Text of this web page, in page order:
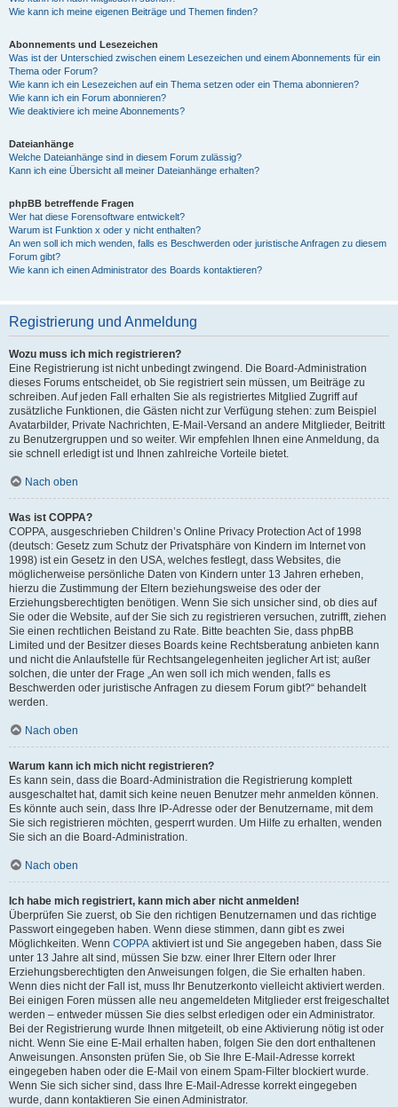
Wie kann ich meine eigenen Beiträge und Themen finden?
Abonnements und Lesezeichen
Was ist der Unterschied zwischen einem Lesezeichen und einem Abonnements für ein
Thema oder Forum?
Wie kann ich ein Lesezeichen auf ein Thema setzen oder ein Thema abonnieren?
Wie kann ich ein Forum abonnieren?
Wie deaktiviere ich meine Abonnements?
Dateianhänge
Welche Dateianhänge sind in diesem Forum zulässig?
Kann ich eine Übersicht all meiner Dateianhänge erhalten?
phpBB betreffende Fragen
Wer hat diese Forensoftware entwickelt?
Warum ist Funktion x oder y nicht enthalten?
An wen soll ich mich wenden, falls es Beschwerden oder juristische Anfragen zu diesem
Forum gibt?
Wie kann ich einen Administrator des Boards kontaktieren?
Registrierung und Anmeldung
Wozu muss ich mich registrieren?
Eine Registrierung ist nicht unbedingt zwingend. Die Board-Administration
dieses Forums entscheidet, ob Sie registriert sein müssen, um Beiträge zu
schreiben. Auf jeden Fall erhalten Sie als registriertes Mitglied Zugriff auf
zusätzliche Funktionen, die Gästen nicht zur Verfügung stehen: zum Beispiel
Avatarbilder, Private Nachrichten, E-Mail-Versand an andere Mitglieder, Beitritt
zu Benutzergruppen und so weiter. Wir empfehlen Ihnen eine Anmeldung, da
sie schnell erledigt ist und Ihnen zahlreiche Vorteile bietet.
Nach oben
Was ist COPPA?
COPPA, ausgeschrieben Children’s Online Privacy Protection Act of 1998
(deutsch: Gesetz zum Schutz der Privatsphäre von Kindern im Internet von
1998) ist ein Gesetz in den USA, welches festlegt, dass Websites, die
möglicherweise persönliche Daten von Kindern unter 13 Jahren erheben,
hierzu die Zustimmung der Eltern beziehungsweise des oder der
Erziehungsberechtigten benötigen. Wenn Sie sich unsicher sind, ob dies auf
Sie oder die Website, auf der Sie sich zu registrieren versuchen, zutrifft, ziehen
Sie einen rechtlichen Beistand zu Rate. Bitte beachten Sie, dass phpBB
Limited und der Besitzer dieses Boards keine Rechtsberatung anbieten kann
und nicht die Anlaufstelle für Rechtsangelegenheiten jeglicher Art ist; außer
solchen, die unter der Frage „An wen soll ich mich wenden, falls es
Beschwerden oder juristische Anfragen zu diesem Forum gibt?“ behandelt
werden.
Nach oben
Warum kann ich mich nicht registrieren?
Es kann sein, dass die Board-Administration die Registrierung komplett
ausgeschaltet hat, damit sich keine neuen Benutzer mehr anmelden können.
Es könnte auch sein, dass Ihre IP-Adresse oder der Benutzername, mit dem
Sie sich registrieren möchten, gesperrt wurden. Um Hilfe zu erhalten, wenden
Sie sich an die Board-Administration.
Nach oben
Ich habe mich registriert, kann mich aber nicht anmelden!
Überprüfen Sie zuerst, ob Sie den richtigen Benutzernamen und das richtige
Passwort eingegeben haben. Wenn diese stimmen, dann gibt es zwei
Möglichkeiten. Wenn COPPA aktiviert ist und Sie angegeben haben, dass Sie
unter 13 Jahre alt sind, müssen Sie bzw. einer Ihrer Eltern oder Ihrer
Erziehungsberechtigten den Anweisungen folgen, die Sie erhalten haben.
Wenn dies nicht der Fall ist, muss Ihr Benutzerkonto vielleicht aktiviert werden.
Bei einigen Foren müssen alle neu angemeldeten Mitglieder erst freigeschaltet
werden – entweder müssen Sie dies selbst erledigen oder ein Administrator.
Bei der Registrierung wurde Ihnen mitgeteilt, ob eine Aktivierung nötig ist oder
nicht. Wenn Sie eine E-Mail erhalten haben, folgen Sie den dort enthaltenen
Anweisungen. Ansonsten prüfen Sie, ob Sie Ihre E-Mail-Adresse korrekt
eingegeben haben oder die E-Mail von einem Spam-Filter blockiert wurde.
Wenn Sie sich sicher sind, dass Ihre E-Mail-Adresse korrekt eingegeben
wurde, dann kontaktieren Sie einen Administrator.